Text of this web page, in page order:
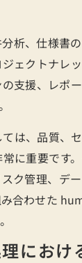
析、仕様書
ェクトナレ
支援、レポ
は、品質、
に重要です
ク管理、デー
合わせた
におけ